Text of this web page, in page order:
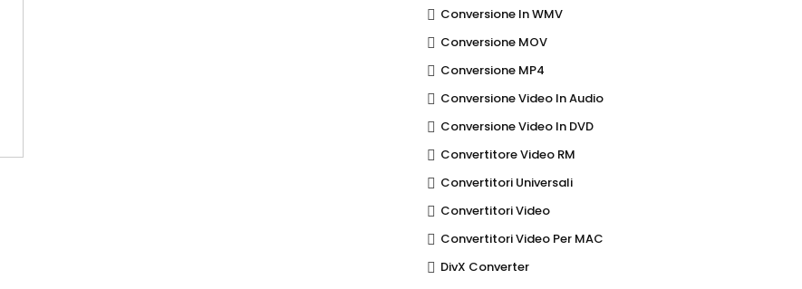
Conversione In WMV
Conversione MOV
Conversione MP4
Conversione Video In Audio
Conversione Video In DVD
Convertitore Video RM
Convertitori Universali
Convertitori Video
Convertitori Video Per MAC
DivX Converter